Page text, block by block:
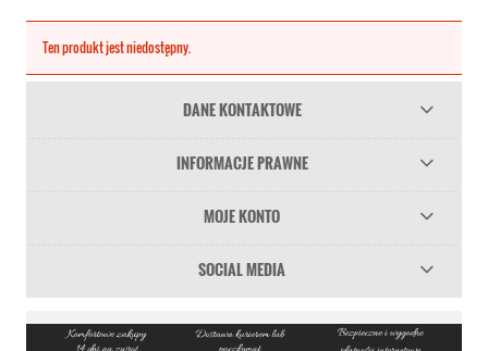
Ten produkt jest niedostępny.
DANE KONTAKTOWE
INFORMACJE PRAWNE
MOJE KONTO
SOCIAL MEDIA